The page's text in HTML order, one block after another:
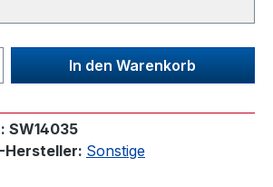
Gib den
In den Warenkorb
SW14035
Hersteller: Sonstige